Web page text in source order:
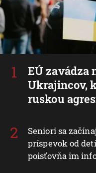
EÚ zavádza
Ukrajincov,
ruskou
Seniori sa
príspevok od
poisťovňa im